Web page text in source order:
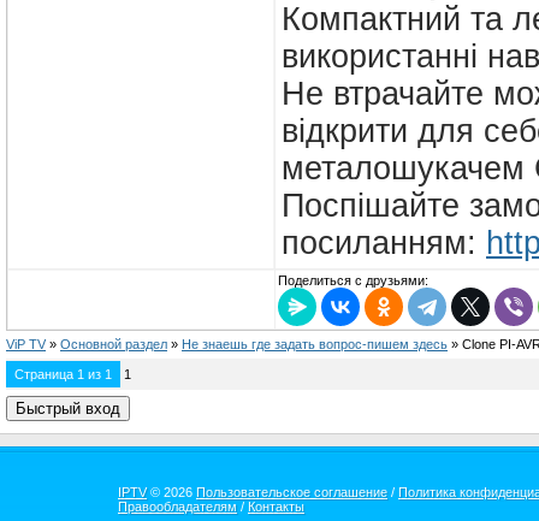
Компактний та
використанні
Не втрачайте
відкрити для
металошукачем
Поспішайте
посиланням:
Поделиться с друзьями:
ViP TV » Oсновной раздел » Не знаешь где задать вопрос-пишем здесь » Clone PI-
Страница 1 из 1 1
IPTV© 2026 Пользовательское соглашение / Политика
Правообладателям / Контакты